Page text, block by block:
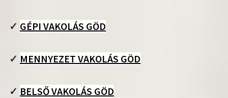
✓ GÉPI VAKOLÁS GÖD
✓ MENNYEZET VAKOLÁS GÖD
✓ BELSŐ VAKOLÁS GÖD